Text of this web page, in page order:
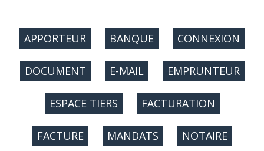
APPORTEUR BANQUE CONNEXION
DOCUMENT E-MAIL EMPRUNTEUR
ESPACE TIERS FACTURATION
FACTURE MANDATS NOTAIRE